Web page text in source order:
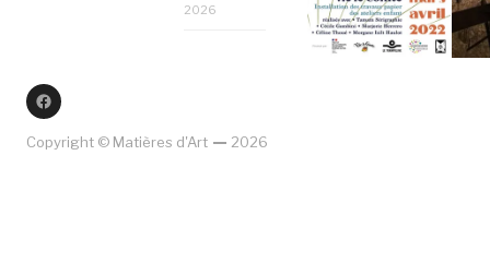
2026
Facebook
Copyright © Matières d'Art 2026